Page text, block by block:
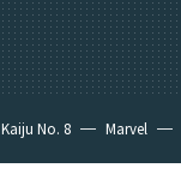
Kaiju No. 8 Marvel